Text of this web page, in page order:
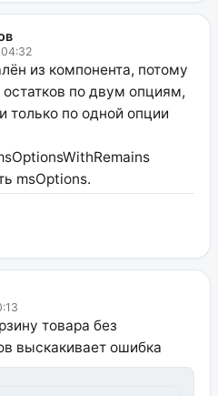
04:32
из компонента, потому
остатков по двум опциям,
только по одной опции
msOptions.
товара без
выскакивает ошибка